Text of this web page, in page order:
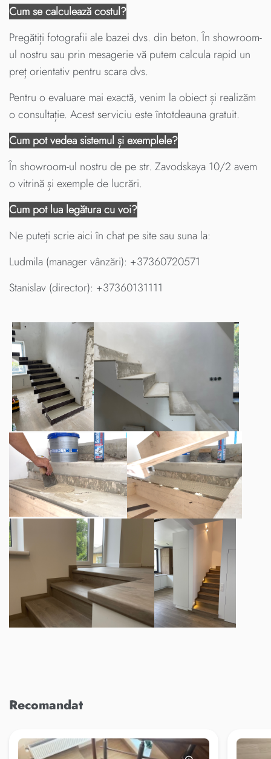
Cum se calculează costul?
Pregătiți fotografii ale bazei dvs. din beton. În showroom-
ul nostru sau prin mesagerie vă putem calcula rapid un
preț orientativ pentru scara dvs.
Pentru o evaluare mai exactă, venim la obiect și realizăm
o consultație. Acest serviciu este întotdeauna gratuit.
Cum pot vedea sistemul și exemplele?
În showroom-ul nostru de pe str. Zavodskaya 10/2 avem
o vitrină și exemple de lucrări.
Cum pot lua legătura cu voi?
Ne puteți scrie aici în chat pe site sau suna la:
Ludmila (manager vânzări): +37360720571
Stanislav (director): +37360131111
Recomandat